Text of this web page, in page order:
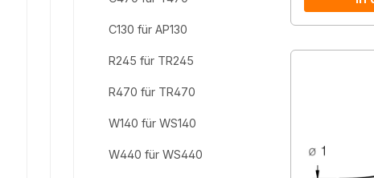
C130 für AP130
R245 für TR245
R470 für TR470
W140 für WS140
W440 für WS440